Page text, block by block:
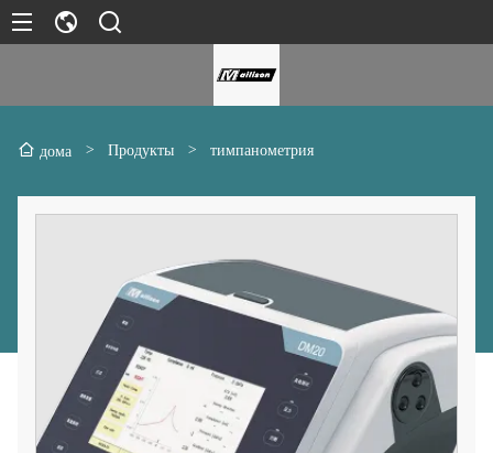
дома > Продукты > тимпанометрия